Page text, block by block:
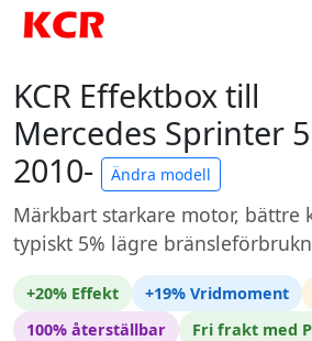
KCR Effektbox till
Mercedes Sprinter
2010-
Ändra modell
Märkbart starkare motor, bättre
typiskt 5% lägre
+20% Effekt +19% Vridmoment
100% återställbar
Fri frakt med